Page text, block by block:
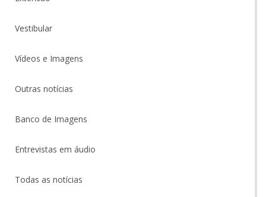
Vestibular
Vídeos e Imagens
Outras notícias
Banco de Imagens
Entrevistas em áudio
Todas as notícias